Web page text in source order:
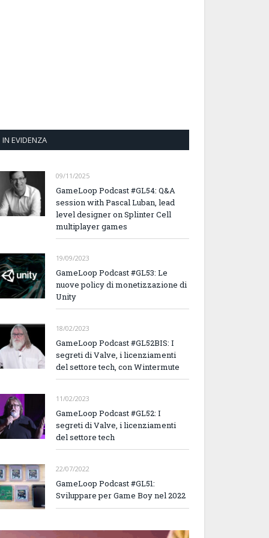
IN EVIDENZA
09/11/2025
GameLoop Podcast #GL54: Q&A
session with Pascal Luban, lead
level designer on Splinter Cell
multiplayer games
19/09/2023
GameLoop Podcast #GL53: Le
nuove policy di monetizzazione di
Unity
18/02/2023
GameLoop Podcast #GL52BIS: I
segreti di Valve, i licenziamenti
del settore tech, con Wintermute
11/02/2023
GameLoop Podcast #GL52: I
segreti di Valve, i licenziamenti
del settore tech
22/07/2022
GameLoop Podcast #GL51:
Sviluppare per Game Boy nel 2022